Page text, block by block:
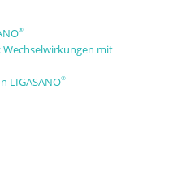
®
mit
LIGASANO®